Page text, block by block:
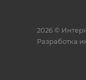
2026 ©
Разработка